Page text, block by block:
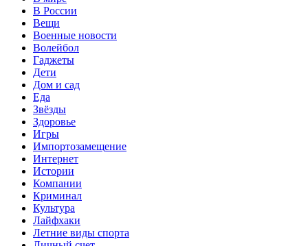
В России
Вещи
Военные новости
Волейбол
Гаджеты
Дети
Дом и сад
Еда
Звёзды
Здоровье
Игры
Импортозамещение
Интернет
Истории
Компании
Криминал
Культура
Лайфхаки
Летние виды спорта